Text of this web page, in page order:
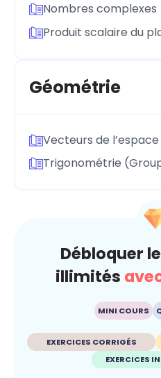
Nombres complexes
Produit scalaire du
Géométrie
Vecteurs de
Trigonométrie
Débloquer
illimités
MINI COURS
EXERCICES CORRIGÉS
EXERCICES